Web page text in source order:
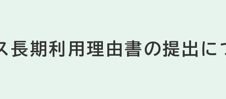
長期利用理由書の提出に